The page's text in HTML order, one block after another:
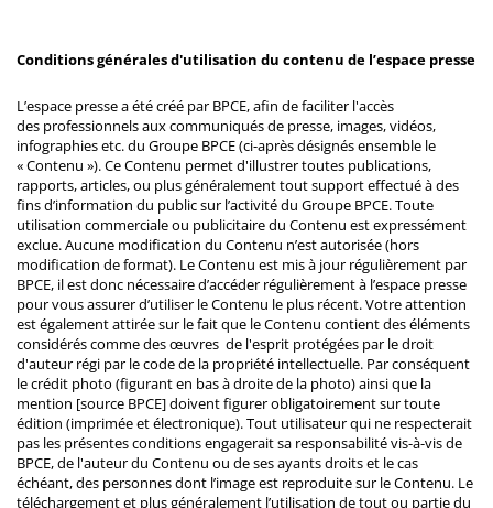
Conditions générales d'utilisation du contenu de l’espace presse
L’espace presse a été créé par BPCE, afin de faciliter l'accès
des professionnels aux communiqués de presse, images, vidéos,
infographies etc. du Groupe BPCE (ci-après désignés ensemble le
« Contenu »). Ce Contenu permet d'illustrer toutes publications,
rapports, articles, ou plus généralement tout support effectué à des
fins d’information du public sur l’activité du Groupe BPCE. Toute
utilisation commerciale ou publicitaire du Contenu est expressément
exclue. Aucune modification du Contenu n’est autorisée (hors
modification de format). Le Contenu est mis à jour régulièrement par
BPCE, il est donc nécessaire d’accéder régulièrement à l’espace presse
pour vous assurer d’utiliser le Contenu le plus récent. Votre attention
est également attirée sur le fait que le Contenu contient des éléments
considérés comme des œuvres de l'esprit protégées par le droit
d'auteur régi par le code de la propriété intellectuelle. Par conséquent
le crédit photo (figurant en bas à droite de la photo) ainsi que la
mention [source BPCE] doivent figurer obligatoirement sur toute
édition (imprimée et électronique). Tout utilisateur qui ne respecterait
pas les présentes conditions engagerait sa responsabilité vis-à-vis de
BPCE, de l'auteur du Contenu ou de ses ayants droits et le cas
échéant, des personnes dont l’image est reproduite sur le Contenu. Le
téléchargement et plus généralement l’utilisation de tout ou partie du